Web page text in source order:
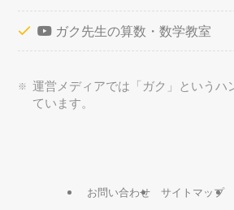
ガク先生の算数・数学教室
運営メディアでは「ガク」というハ
ています。
お問い合わせ サイトマップ